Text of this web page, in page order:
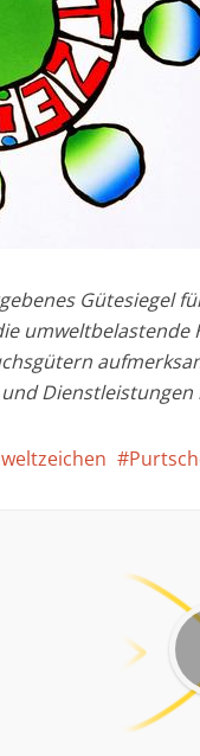
Gütesiegel
umweltbelastende
Dienstleistungen